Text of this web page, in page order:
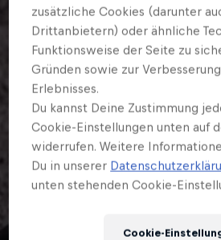
zusätzliche Cookies (darunter
Drittanbietern) oder ähnliche
Funktionsweise der Seite zu
Gründen sowie zur
Erlebnisses.
Du kannst Deine Zustimmung
Cookie-Einstellungen unten auf
widerrufen. Weitere
Du in unserer
unten stehenden Cookie-
Cookie-